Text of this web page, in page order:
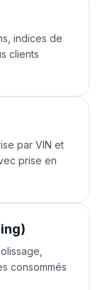
indices de
clients
par VIN et
prise en
consommés